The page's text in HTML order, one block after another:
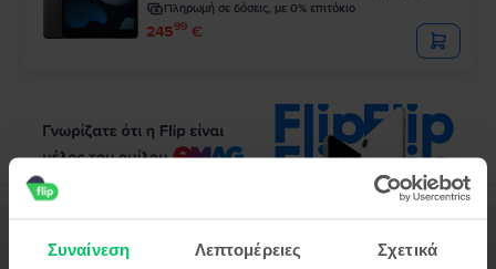
Συναίνεση Λεπτομέρειες Σχετικά
Πληρωμή σε δόσεις, με 0% επιτόκιο
24599 €
Τάμπλετ Apple iPad Pro 4 12.9" (2020) 4th Gen Wifi, 128 GB, Space